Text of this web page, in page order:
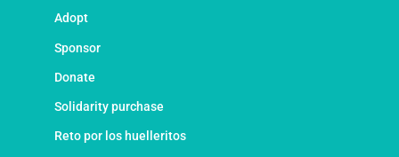
Adopt
Sponsor
Donate
Solidarity purchase
Reto por los huelleritos